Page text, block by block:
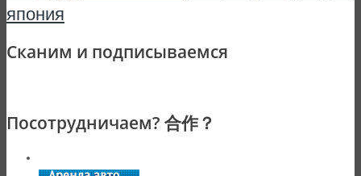
япония
Сканим и подписываемся
Посотрудничаем? 合作？